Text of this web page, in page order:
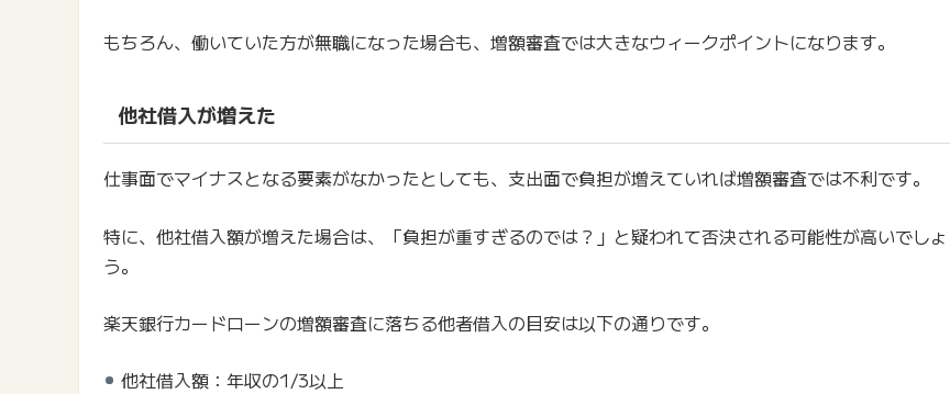
もちろん、働いていた方が無職になった場合も、増額審査では大きなウィークポイントになります。
他社借入が増えた
仕事面でマイナスとなる要素がなかったとしても、支出面で負担が増えていれば増額審査では不利です。
特に、他社借入額が増えた場合は、「負担が重すぎるのでは？」と疑われて否決される可能性が高いでしょ
う。
楽天銀行カードローンの増額審査に落ちる他者借入の目安は以下の通りです。
他社借入額：年収の1/3以上